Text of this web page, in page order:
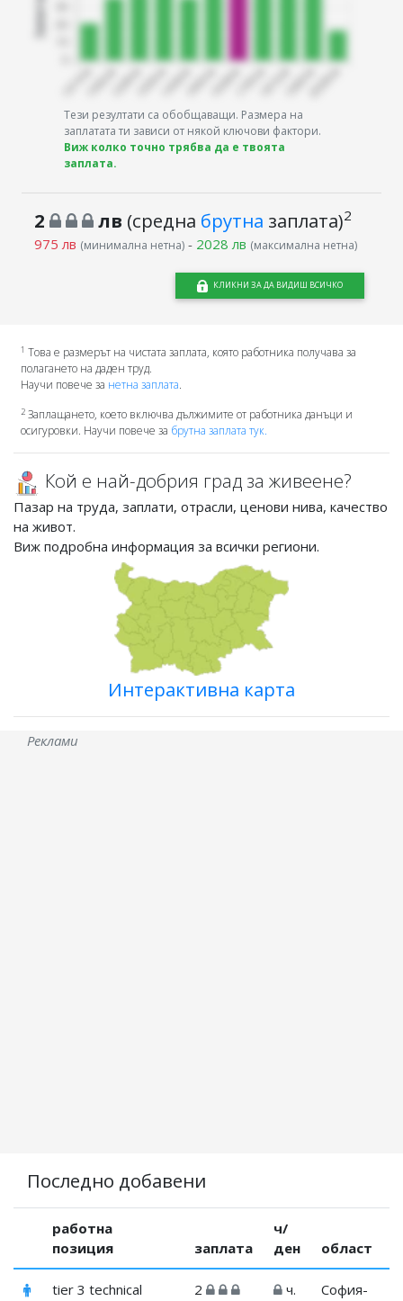
Тези резултати са обобщаващи. Размера на
заплатата ти зависи от някой ключови фактори.
Виж колко точно трябва да е твоята
заплата.
2 лв (средна брутна заплата)2
975 лв (минимална нетна)- 2028 лв (максимална нетна)
КЛИКНИ ЗА ДА ВИДИШ ВСИЧКО
1 Това е размерът на чистата заплата, която работника получава за
полагането на даден труд.
Научи повече за нетна заплата.
2Заплащането, което включва дължимите от работника данъци и
осигуровки. Научи повече за брутна заплата тук.
Кой е най-добрия град за живеене?
Пазар на труда, заплати, отрасли, ценови нива, качество
на живот.
Виж подробна информация за всички региони.
Интерактивна карта
Реклами
Последно добавени
работна
позиция
заплата
ч/
ден
област
tier 3 technical
2
ч.
София-